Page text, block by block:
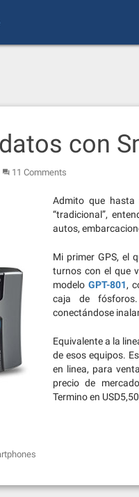
con
11 Comments
Admito que hasta
“tradicional”,
autos,
Mi primer GPS, el
turnos con el que
modeloGPT-801,
caja de
conectándose
Equivalente a la
de esos equipos.
en linea, para
precio de
Termino en